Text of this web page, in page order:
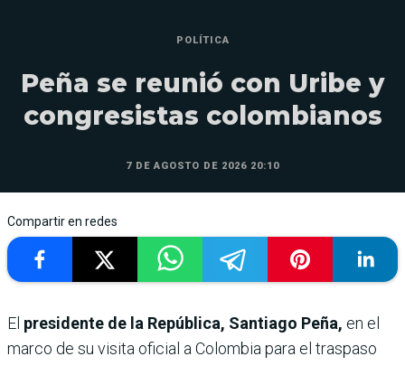
POLÍTICA
Peña se reunió con Uribe y
congresistas colombianos
7 DE AGOSTO DE 2026 20:10
Compartir en redes
El presidente de la República, Santiago Peña, en el
marco de su visita oficial a Colombia para el traspaso